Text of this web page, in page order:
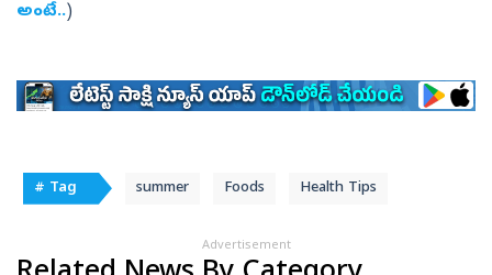
అంటే..)
# Tag summer Foods Health Tips
Advertisement